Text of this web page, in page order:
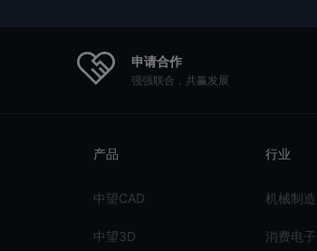
申请合作
强强联合，共赢发展
产品
中望CAD
中望3D
行业
机械制造
消费电子